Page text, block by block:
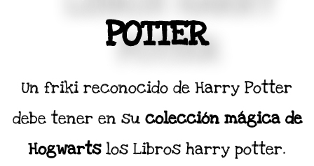
POTTER
Un friki reconocido de Harry Potter
debe tener en su colección mágica de
Hogwartslos Libros harry potter.